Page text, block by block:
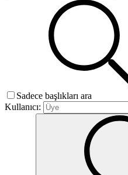
Sadece başlıkları ara
Kullanıcı: